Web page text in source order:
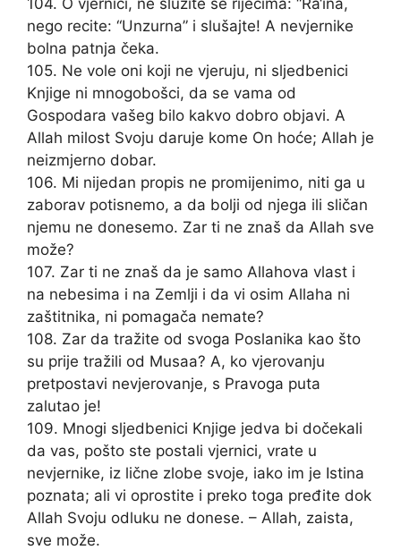
104. O vjernici, ne služite se riječima: “Ra‘ina,
nego recite: “Unzurna” i slušajte! A nevjernike
bolna patnja čeka.
105. Ne vole oni koji ne vjeruju, ni sljedbenici
Knjige ni mnogobošci, da se vama od
Gospodara vašeg bilo kakvo dobro objavi. A
Allah milost Svoju daruje kome On hoće; Allah je
neizmjerno dobar.
106. Mi nijedan propis ne promijenimo, niti ga u
zaborav potisnemo, a da bolji od njega ili sličan
njemu ne donesemo. Zar ti ne znaš da Allah sve
može?
107. Zar ti ne znaš da je samo Allahova vlast i
na nebesima i na Zemlji i da vi osim Allaha ni
zaštitnika, ni pomagača nemate?
108. Zar da tražite od svoga Poslanika kao što
su prije tražili od Musaa? A, ko vjerovanju
pretpostavi nevjerovanje, s Pravoga puta
zalutao je!
109. Mnogi sljedbenici Knjige jedva bi dočekali
da vas, pošto ste postali vjernici, vrate u
nevjernike, iz lične zlobe svoje, iako im je Istina
poznata; ali vi oprostite i preko toga pređite dok
Allah Svoju odluku ne donese. – Allah, zaista,
sve može.